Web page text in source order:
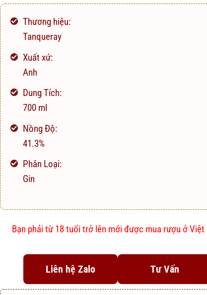
Thương hiệu:
Tanqueray
Xuất xứ:
Anh
Dung Tích:
700 ml
Nồng Độ:
41.3%
Phân Loại:
Gin
Bạn phải từ 18 tuổi trở lên mới được mua rượu ở Việt
Liên hệ Zalo Tư Vấn